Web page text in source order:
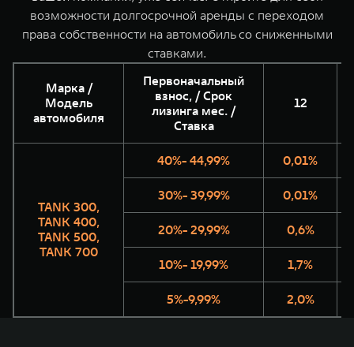
WEY 80
от 8 099
возможности долгосрочной аренды с переходом
права собственности на автомобиль со сниженными
ставками.
Марка /
Модель
автомобиля
Первоначальный
взнос, / Срок
лизинга мес. /
Ставка
12
TANK 300,
TANK 400,
TANK 500,
TANK 700
40%- 44,99% 0,01%
30%- 39,99% 0,01%
20%- 29,99% 0,6%
10%- 19,99% 1,7%
5%-9,99% 2,0%